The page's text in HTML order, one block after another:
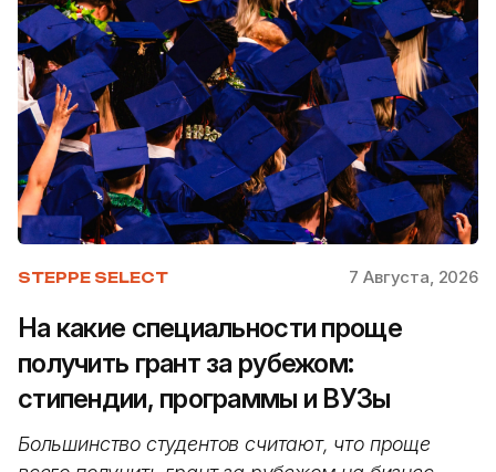
STEPPE SELECT 7 Августа, 2026
На какие специальности проще
получить грант за рубежом:
стипендии, программы и ВУЗы
Большинство студентов считают, что проще